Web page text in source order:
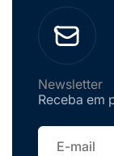
Newsletter
Receba em